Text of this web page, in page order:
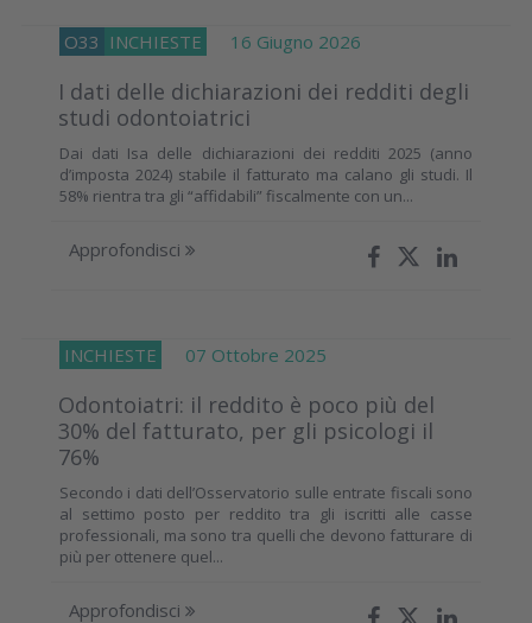
O33 INCHIESTE 16 Giugno 2026
I dati delle dichiarazioni dei redditi degli
studi odontoiatrici
Dai dati Isa delle dichiarazioni dei redditi 2025 (anno
d’imposta 2024) stabile il fatturato ma calano gli studi. Il
58% rientra tra gli “affidabili” fiscalmente con un...
Approfondisci
INCHIESTE 07 Ottobre 2025
Odontoiatri: il reddito è poco più del
30% del fatturato, per gli psicologi il
76%
Secondo i dati dell’Osservatorio sulle entrate fiscali sono
al settimo posto per reddito tra gli iscritti alle casse
professionali, ma sono tra quelli che devono fatturare di
più per ottenere quel...
Approfondisci